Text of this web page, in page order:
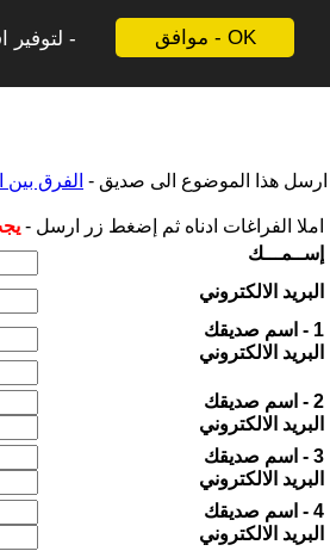
موافق - OK
ارسل هذا الموضوع الى صديق - الفرق بين الرقمين 100 و124
املا الفراغات ادناه ثم إضغط زر ارسل -
إســمـــك
البريد الالكتروني
1 - اسم صديقك
البريد الالكتروني
2 - اسم صديقك
البريد الالكتروني
3 - اسم صديقك
البريد الالكتروني
4 - اسم صديقك
البريد الالكتروني